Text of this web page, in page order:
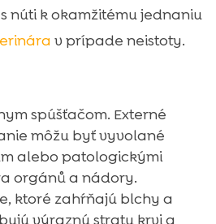
núti k okamžitému jednaniu
v prípade neistoty.
spúšťačom. Externé
môžu byť vyvolané
alebo patologickými
orgánů a nádory.
ktoré zahŕňajú blchy a
výraznú stratu krvi a